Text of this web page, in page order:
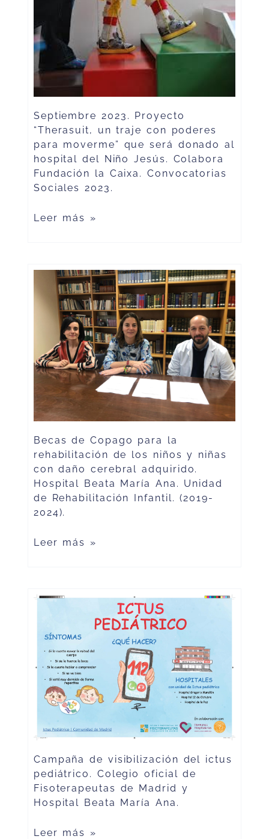
Septiembre 2023. Proyecto
“Therasuit, un traje con poderes
para moverme” que será donado al
hospital del Niño Jesús. Colabora
Fundación la Caixa. Convocatorias
Sociales 2023.
Leer más »
Becas de Copago para la
rehabilitación de los niños y niñas
con daño cerebral adquirido.
Hospital Beata María Ana. Unidad
de Rehabilitación Infantil. (2019-
2024).
Leer más »
Campaña de visibilización del ictus
pediátrico. Colegio oficial de
Fisoterapeutas de Madrid y
Hospital Beata María Ana.
Leer más »